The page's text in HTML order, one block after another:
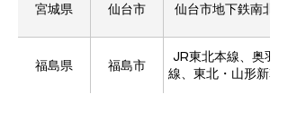
宮城県 仙台市 仙台市地下鉄南北線
福島県 福島市
JR東北本線、奥羽本
線、東北・山形新幹線